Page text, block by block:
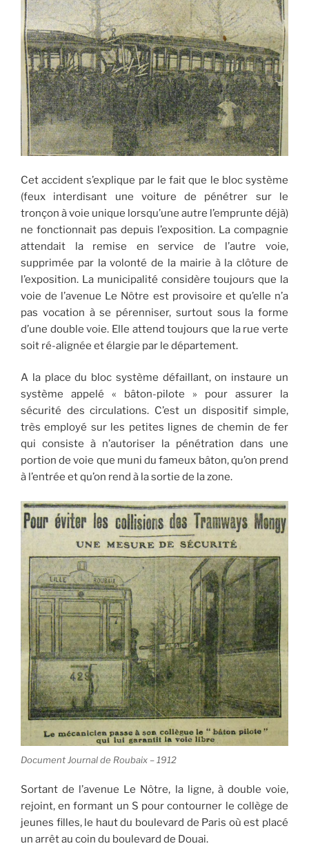
Cet accident s’explique par le fait que le bloc système
(feux interdisant une voiture de pénétrer sur le
tronçon à voie unique lorsqu’une autre l’emprunte déjà)
ne fonctionnait pas depuis l’exposition. La compagnie
attendait la remise en service de l’autre voie,
supprimée par la volonté de la mairie à la clôture de
l’exposition. La municipalité considère toujours que la
voie de l’avenue Le Nôtre est provisoire et qu’elle n’a
pas vocation à se pérenniser, surtout sous la forme
d’une double voie. Elle attend toujours que la rue verte
soit ré-alignée et élargie par le département.
A la place du bloc système défaillant, on instaure un
système appelé « bâton-pilote » pour assurer la
sécurité des circulations. C’est un dispositif simple,
très employé sur les petites lignes de chemin de fer
qui consiste à n’autoriser la pénétration dans une
portion de voie que muni du fameux bâton, qu’on prend
à l’entrée et qu’on rend à la sortie de la zone.
Document Journal de Roubaix – 1912
Sortant de l’avenue Le Nôtre, la ligne, à double voie,
rejoint, en formant un S pour contourner le collège de
jeunes filles, le haut du boulevard de Paris où est placé
un arrêt au coin du boulevard de Douai.